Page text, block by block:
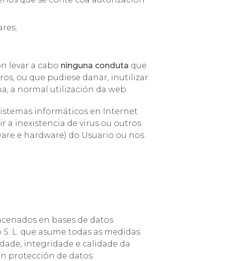
levar a cabo ninguna conduta que
ou que pudiese danar, inutilizar
a normal utilización da web.
informáticos en Internet
a inexistencia de virus ou outros
e hardware) do Usuario ou nos
en bases de datos
L. que asume todas as medidas
integridade e calidade da
protección de datos.